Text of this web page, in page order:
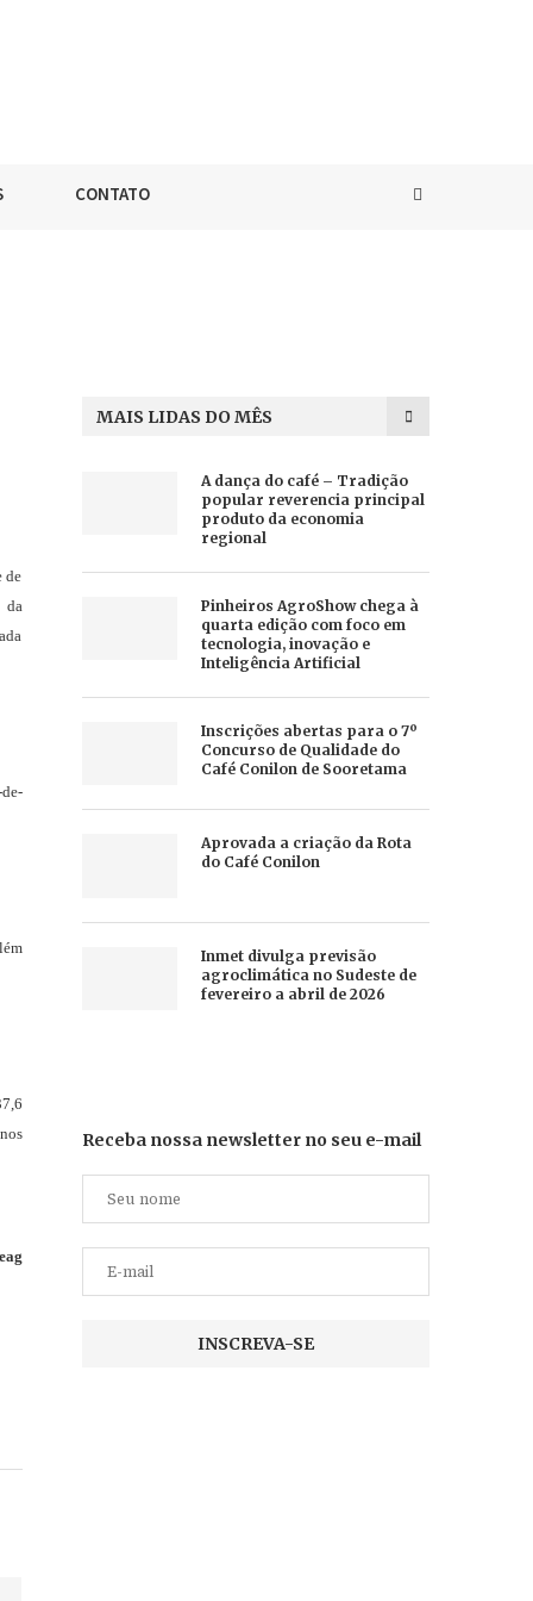
CONTATO
de
da
MAIS LIDAS DO MÊS
A dança do café – Tradição
popular reverencia principal
produto da economia
regional
Pinheiros AgroShow chega à
quarta edição com foco em
tecnologia, inovação e
Inteligência Artificial
Inscrições abertas para o 7º
Concurso de Qualidade do
Café Conilon de Sooretama
Aprovada a criação da Rota
do Café Conilon
Inmet divulga previsão
agroclimática no Sudeste de
fevereiro a abril de 2026
Receba nossa newsletter no seu e-mail